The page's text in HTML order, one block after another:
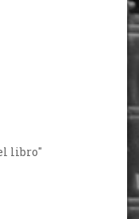
libro"